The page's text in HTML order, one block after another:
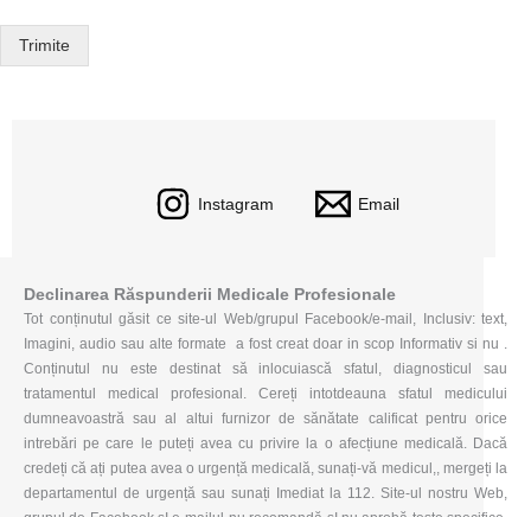
Trimite
Instagram Email
Declinarea Răspunderii Medicale Profesionale
Tot conținutul găsit ce site-ul Web/grupul Facebook/e-mail, Inclusiv: text,
Imagini, audio sau alte formate a fost creat doar in scop Informativ si nu .
Conținutul nu este destinat să inlocuiască sfatul, diagnosticul sau
tratamentul medical profesional. Cereți intotdeauna sfatul medicului
dumneavoastră sau al altui furnizor de sănătate calificat pentru orice
intrebări pe care le puteți avea cu privire la o afecțiune medicală. Dacă
credeți că ați putea avea o urgență medicală, sunați-vă medicul,, mergeți la
departamentul de urgență sau sunați Imediat la 112. Site-ul nostru Web,